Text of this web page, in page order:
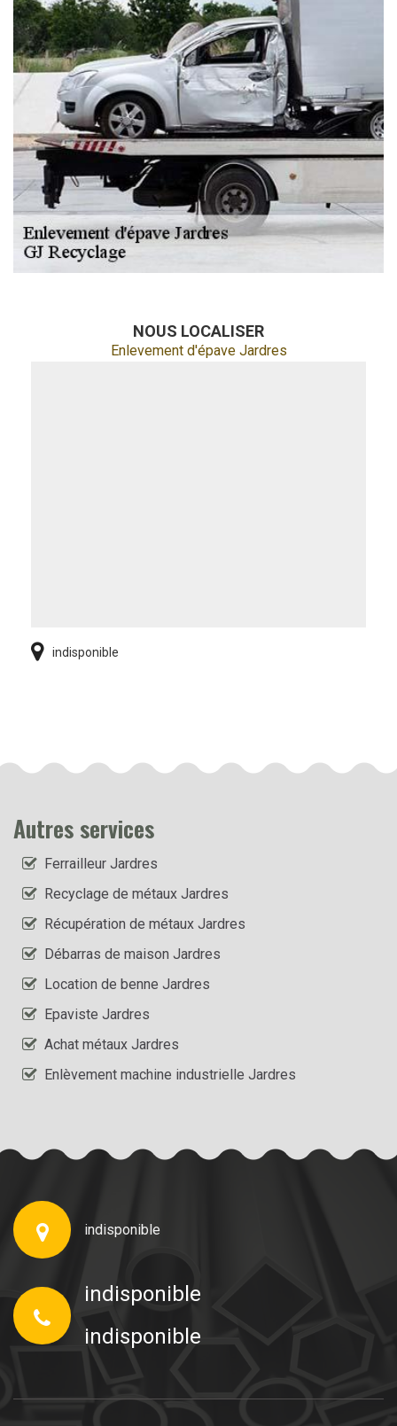
NOUS LOCALISER
Enlevement d'épave Jardres
indisponible
Autres services
Ferrailleur Jardres
Recyclage de métaux Jardres
Récupération de métaux Jardres
Débarras de maison Jardres
Location de benne Jardres
Epaviste Jardres
Achat métaux Jardres
Enlèvement machine industrielle Jardres
indisponible
indisponible
indisponible